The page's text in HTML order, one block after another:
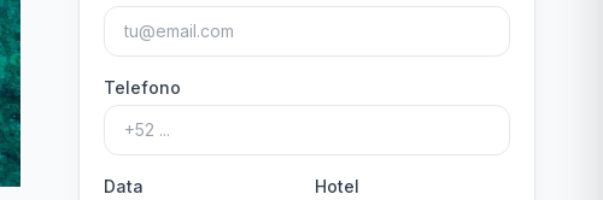
Telefono
Data Hotel